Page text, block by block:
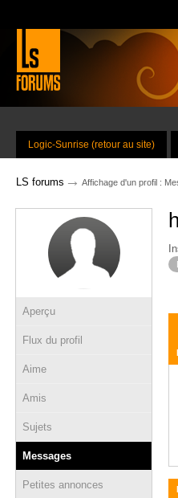
Logic-Sunrise (retour au site)
LS forums → Affichage d'un profil :
Aperçu
Flux du profil
Aime
Amis
Sujets
Messages
Petites annonces